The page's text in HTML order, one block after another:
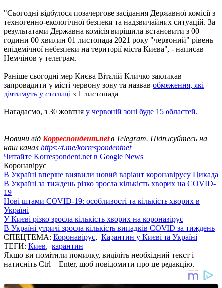
"Сьогодні відбулося позачергове засідання Державної комісії з
техногенно-екологічної безпеки та надзвичайних ситуацій. За
результатами Державна комісія вирішила встановити з 00
години 00 хвилин 01 листопада 2021 року "червоний" рівень
епідемічної небезпеки на території міста Києва", - написав
Немчінов у телеграм.
Раніше сьогодні мер Києва Віталій Кличко закликав
запровадити у місті червону зону та назвав обмеження, які
діятимуть у столиці з 1 листопада.
Нагадаємо, з 30 жовтня у червоній зоні буде 15 областей.
Новини від Корреспондент.netв Telegram. Підписуйтесь на
наш канал https://t.me/korrespondentnet
Читайте Korrespondent.net в Google News
Коронавірус
В Україні вперше виявили новий варіант коронавірусу Цикада
В Україні за тиждень різко зросла кількість хворих на COVID-
19
Нові штами COVID-19: особливості та кількість хворих в
Україні
У Києві різко зросла кількість хворих на коронавірус
В Україні утричі зросла кількість випадків COVID за тиждень
СПЕЦТЕМА: Коронавірус, Карантин у Києві та Україні
ТЕГИ: Киев, карантин
Якщо ви помітили помилку, виділіть необхідний текст і
натисніть Ctrl + Enter, щоб повідомити про це редакцію.